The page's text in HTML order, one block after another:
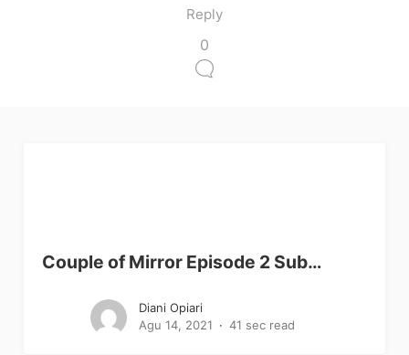
Reply
0
Couple of Mirror Episode 2 Sub…
Diani Opiari
Agu 14, 2021
41 sec read